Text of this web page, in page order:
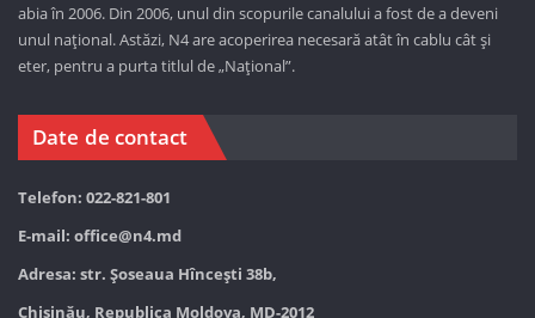
abia în 2006. Din 2006, unul din scopurile canalului a fost de a deveni
unul național. Astăzi, N4 are acoperirea necesară atât în cablu cât și
eter, pentru a purta titlul de „Național”.
Date de contact
Telefon: 022-821-801
E-mail: office@n4.md
Adresa: str. Șoseaua Hînceşti 38b,
Chișinău, Republica Moldova, MD-2012